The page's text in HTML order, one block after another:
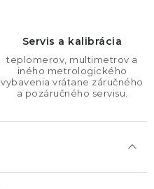
Servis a kalibrácia
teplomerov, multimetrov a
iného metrologického
vybavenia vrátane záručného
a pozáručného servisu.